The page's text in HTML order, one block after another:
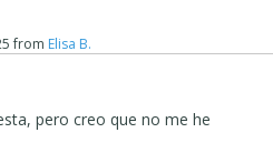
from Elisa B.
pero creo que no me he